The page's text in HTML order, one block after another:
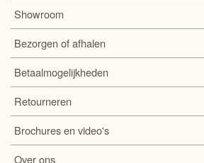
Showroom
Bezorgen of afhalen
Betaalmogelijkheden
Retourneren
Brochures en video's
Over ons